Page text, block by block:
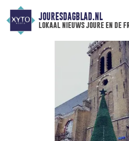
JOURESDAGBLAD.NL
lokaal nieuws joure en de